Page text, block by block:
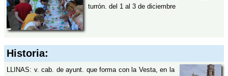
turrón. del 1 al 3 de diciembre
Historia:
LLINAS: v. cab. de ayunt. que forma con la Vesta, en la